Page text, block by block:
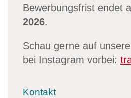
Bewerbungsfrist endet
2026.
Schau gerne auf
bei Instagram vorbei:
Kontakt